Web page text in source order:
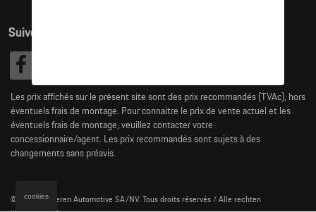
Suivez nous
Les prix affichés sur le présent site sont des prix recommandés (TVAc), hors
éventuels frais de montage. Pour connaitre le prix de vente actuel et les
éventuels frais de montage, veuillez contacter votre
concessionnaire/agent. Les prix recommandés sont sujets à des
changements sans préavis.
© 2026 D'Ieteren Automotive SA/NV. Tous droits réservés / Alle rechten
cookies